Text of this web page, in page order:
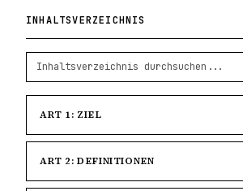
INHALTSVERZEICHNIS
ART 1: ZIEL
ART 2: DEFINITIONEN